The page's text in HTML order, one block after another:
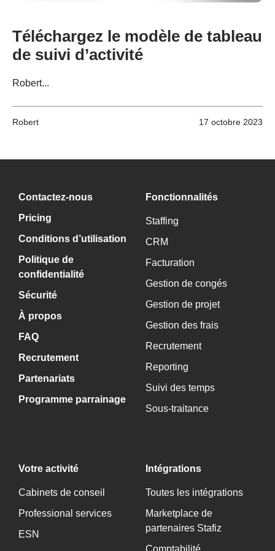
Téléchargez le modèle de tableau
de suivi d’activité
Robert...
Robert 17 octobre 2023
Contactez-nous
Pricing
Conditions d’utilisation
Politique de
confidentialité
Sécurité
À propos
FAQ
Recrutement
Partenariats
Programme parrainage
Fonctionnalités
Staffing
CRM
Facturation
Gestion de congés
Gestion de projet
Gestion des frais
Recrutement
Reporting
Suivi des temps
Sous-traitance
Votre activité
Cabinets de conseil
Professional services
ESN
Intégrations
Toutes les intégrations
Marketplace de
partenaires Stafiz
Comptabilité